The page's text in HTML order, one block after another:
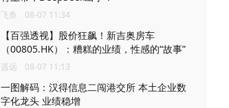
飞鱼 08-07 11:34
【百强透视】股价狂飙！新吉奥房车
（00805.HK）：糟糕的业绩，性感的“故事”
遥远 08-07 11:13
一图解码：汉得信息二闯港交所 本土企业数
字化龙头 业绩稳增